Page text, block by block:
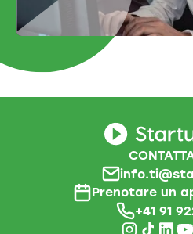
Prenotare un
+41 91